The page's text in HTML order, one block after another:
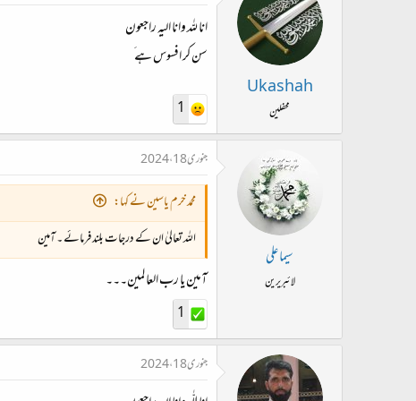
Ukashah
محفلین
انا لله وانا اليه راجعون
سن کر افسوس ہے َ
1
سیما علی
لائبریرین
جنوری 18، 2024
محمد خرم یاسین نے کہا:
اللہ تعالیٰ ان کے درجات بلند فرمائے ۔ آمین
آمین یا رب العا لمین۔۔۔
1
جنوری 18، 2024